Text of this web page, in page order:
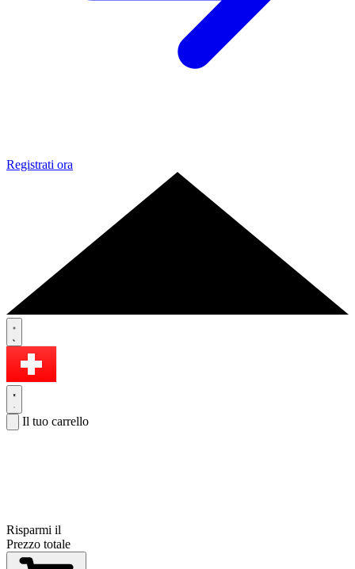
Registrati ora
Il tuo carrello
Risparmi il
Prezzo totale